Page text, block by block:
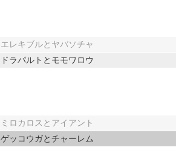
エレキブルとヤバソチャ
ドラパルトとモモワロウ
ミロカロスとアイアント
ゲッコウガとチャーレム